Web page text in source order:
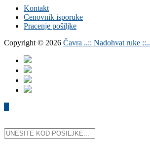
Kontakt
Cenovnik isporuke
Pracenje pošiljke
Copyright © 2026 Čavra ..:: Nadohvat ruke ::..